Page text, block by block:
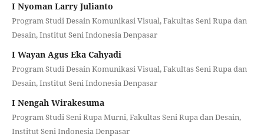
I Nyoman Larry Julianto
Program Studi Desain Komunikasi Visual, Fakultas Seni Rupa dan
Desain, Institut Seni Indonesia Denpasar
I Wayan Agus Eka Cahyadi
Program Studi Desain Komunikasi Visual, Fakultas Seni Rupa dan
Desain, Institut Seni Indonesia Denpasar
I Nengah Wirakesuma
Program Studi Seni Rupa Murni, Fakultas Seni Rupa dan Desain,
Institut Seni Indonesia Denpasar